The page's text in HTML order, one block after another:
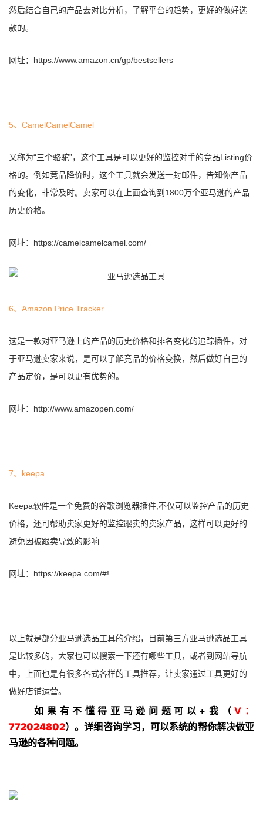
然后结合自己的产品去对比分析，了解平台的趋势，更好的做好选
款的。
网址：https://www.amazon.cn/gp/bestsellers
5、CamelCamelCamel
又称为“三个骆驼”，这个工具是可以更好的监控对手的竞品Listing价
格的。例如竞品降价时，这个工具就会发送一封邮件，告知你产品
的变化，非常及时。卖家可以在上面查询到1800万个亚马逊的产品
历史价格。
网址：https://camelcamelcamel.com/
6、Amazon Price Tracker
这是一款对亚马逊上的产品的历史价格和排名变化的追踪插件，对
于亚马逊卖家来说，是可以了解竞品的价格变换，然后做好自己的
产品定价，是可以更有优势的。
网址：http://www.amazopen.com/
7、keepa
Keepa软件是一个免费的谷歌浏览器插件,不仅可以监控产品的历史
价格，还可帮助卖家更好的监控跟卖的卖家产品，这样可以更好的
避免因被跟卖导致的影响
网址：https://keepa.com/#!
以上就是部分亚马逊选品工具的介绍，目前第三方亚马逊选品工具
是比较多的，大家也可以搜索一下还有哪些工具，或者到网站导航
中，上面也是有很多各式各样的工具推荐，让卖家通过工具更好的
做好店铺运营。
如果有不懂得亚马逊问题可以+我（V：
772024802）。详细咨询学习，可以系统的帮你解决做亚
马逊的各种问题。